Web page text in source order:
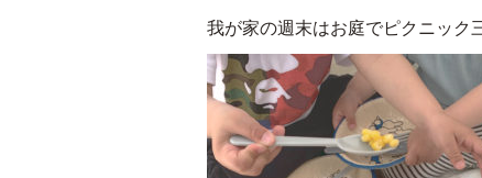
我が家の週末はお庭でピクニック